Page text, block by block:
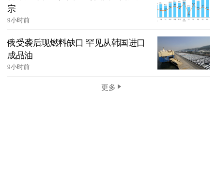
宗
9小时前
俄受袭后现燃料缺口 罕见从韩国进口
成品油
9小时前
更多